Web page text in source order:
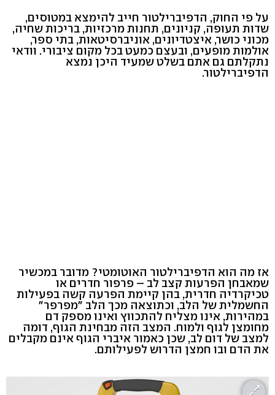
על פי החוק, הדפיברילטור חייב להימצא במטוסים,
שדות תעופה, קניונים, תחנות מרכזיות, בריכות שחיה,
מכוני כושר, איצטדיונים, אוניברסיטאות, בתי ספר,
אולמות מופעים, ובעצם כמעט בכל מקום ציבורי. וודאי
נתקלתם גם אתם בשלט שמעיד היכן נמצא
הדפיברילטור.
אז מה הוא הדפיברילטור האוטומטי? מדובר במכשיר
שמאבחן הפרעות קצב לב – פרפור חדרים או
טכיקרדיה חדרית, בהן קיימת הפרעה קשה בפעילות
החשמלית של הלב, וכתוצאה מכך הלב "מפרפר"
במהירות, אינו מצליח להתכווץ ואינו מספק דם
מחומצן לגוף ולמוח. המצב הזה מבחינת הגוף, דומה
למצב של דום לב, שכן כאמור איברי הגוף אינם מקבלים
את הדם ובו חמצן הדרוש לפעילותם.